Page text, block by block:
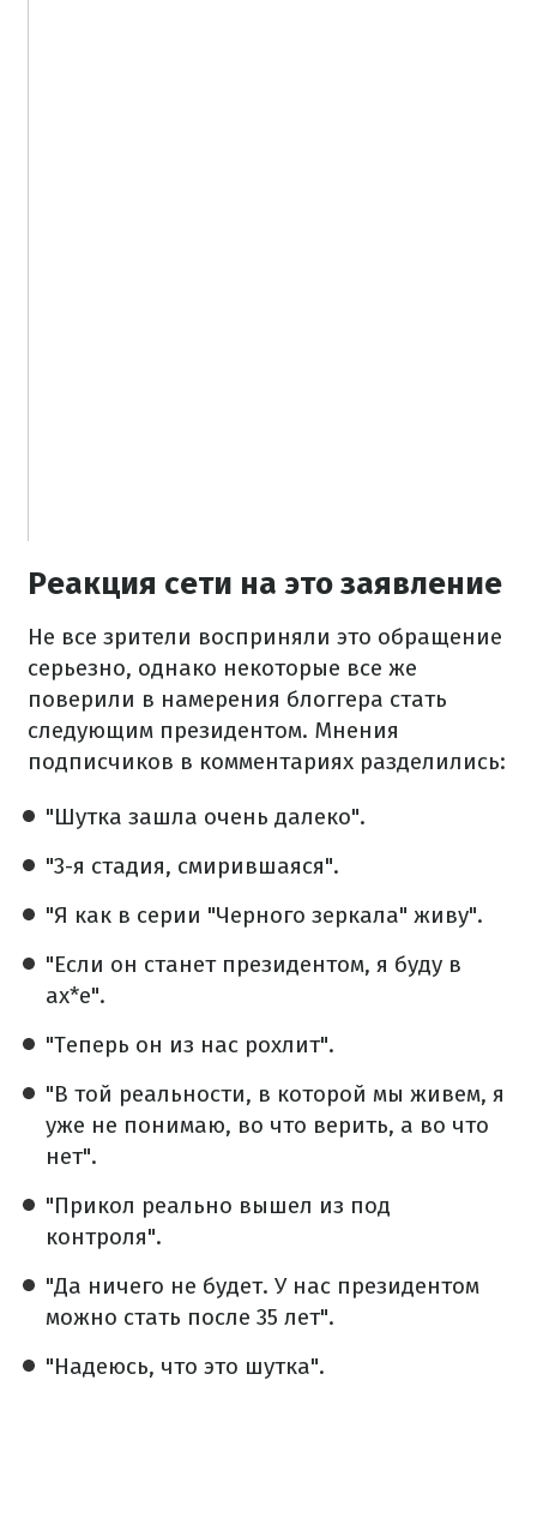
Реакция сети на это заявление
Не все зрители восприняли это обращение
серьезно, однако некоторые все же
поверили в намерения блоггера стать
следующим президентом. Мнения
подписчиков в комментариях разделились:
"Шутка зашла очень далеко".
"3-я стадия, смирившаяся".
"Я как в серии "Черного зеркала" живу".
"Если он станет президентом, я буду в
ах*е".
"Теперь он из нас рохлит".
"В той реальности, в которой мы живем, я
уже не понимаю, во что верить, а во что
нет".
"Прикол реально вышел из под
контроля".
"Да ничего не будет. У нас президентом
можно стать после 35 лет".
"Надеюсь, что это шутка".